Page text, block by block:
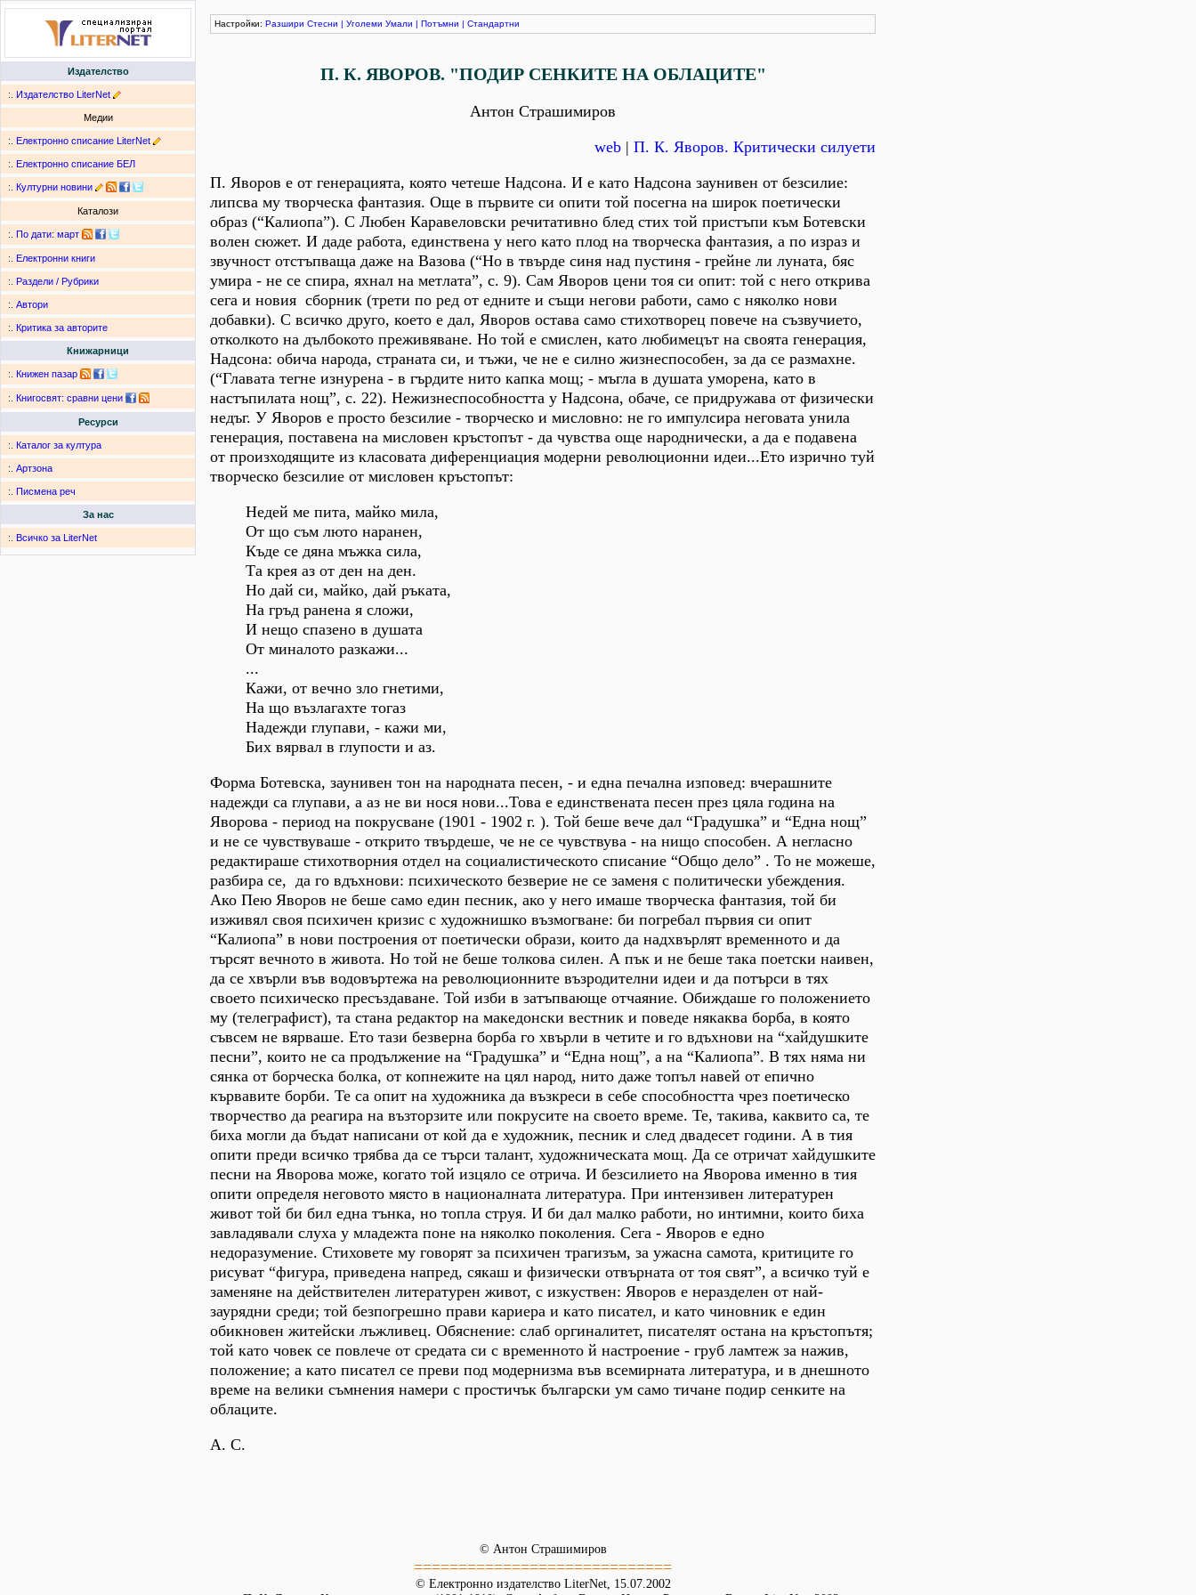
Издателство
:. Издателство LiterNet
Медии
:. Електронно списание LiterNet
:. Електронно списание БЕЛ
:. Културни новини
Каталози
:. По дати: март
:. Електронни книги
:. Раздели / Рубрики
:. Автори
:. Критика за авторите
Книжарници
:. Книжен пазар
:. Книгосвят: сравни цени
Ресурси
:. Каталог за култура
:. Артзона
:. Писмена реч
За нас
:. Всичко за LiterNet
Настройки: Разшири Стесни | Уголеми Умали | Потъмни | Стандартни
П. К. ЯВОРОВ. "ПОДИР СЕНКИТЕ НА ОБЛАЦИТЕ"
Антон Страшимиров
web | П. К. Яворов. Критически силуети
П. Яворов е от генерацията, която четеше Надсона. И е като Надсона заунивен от безсилие:
липсва му творческа фантазия. Още в първите си опити той посегна на широк поетически
образ (“Калиопа”). С Любен Каравеловски речитативно блед стих той пристъпи към Ботевски
волен сюжет. И даде работа, единствена у него като плод на творческа фантазия, а по израз и
звучност отстъпваща даже на Вазова (“Но в твърде синя над пустиня - грейне ли луната, бяс
умира - не се спира, яхнал на метлата”, с. 9). Сам Яворов цени тоя си опит: той с него открива
сега и новия сборник (трети по ред от едните и същи негови работи, само с няколко нови
добавки). С всичко друго, което е дал, Яворов остава само стихотворец повече на съзвучието,
отколкото на дълбокото преживяване. Но той е смислен, като любимецът на своята генерация,
Надсона: обича народа, страната си, и тъжи, че не е силно жизнеспособен, за да се размахне.
(“Главата тегне изнурена - в гърдите нито капка мощ; - мъгла в душата уморена, като в
настъпилата нощ”, с. 22). Нежизнеспособността у Надсона, обаче, се придружава от физически
недъг. У Яворов е просто безсилие - творческо и мисловно: не го импулсира неговата унила
генерация, поставена на мисловен кръстопът - да чувства още народнически, а да е подавена
от произходящите из класовата диференциация модерни революционни идеи...Ето изрично туй
творческо безсилие от мисловен кръстопът:
Недей ме пита, майко мила,
От що съм люто наранен,
Къде се дяна мъжка сила,
Та крея аз от ден на ден.
Но дай си, майко, дай ръката,
На гръд ранена я сложи,
И нещо спазено в душата
От миналото разкажи...
...
Кажи, от вечно зло гнетими,
На що възлагахте тогаз
Надежди глупави, - кажи ми,
Бих вярвал в глупости и аз.
Форма Ботевска, заунивен тон на народната песен, - и една печална изповед: вчерашните
надежди са глупави, а аз не ви нося нови...Това е единствената песен през цяла година на
Яворова - период на покрусване (1901 - 1902 г. ). Той беше вече дал “Градушка” и “Една нощ”
и не се чувствуваше - открито твърдеше, че не се чувствува - на нищо способен. А негласно
редактираше стихотворния отдел на социалистическото списание “Общо дело” . То не можеше,
разбира се, да го вдъхнови: психическото безверие не се заменя с политически убеждения.
Ако Пею Яворов не беше само един песник, ако у него имаше творческа фантазия, той би
изживял своя психичен кризис с художнишко възмогване: би погребал първия си опит
“Калиопа” в нови построения от поетически образи, които да надхвърлят временното и да
търсят вечното в живота. Но той не беше толкова силен. А пък и не беше така поетски наивен,
да се хвърли във водовъртежа на революционните възродителни идеи и да потърси в тях
своето психическо пресъздаване. Той изби в затъпвающе отчаяние. Обиждаше го положението
му (телеграфист), та стана редактор на македонски вестник и поведе някаква борба, в която
съвсем не вярваше. Ето тази безверна борба го хвърли в четите и го вдъхнови на “хайдушките
песни”, които не са продължение на “Градушка” и “Една нощ”, а на “Калиопа”. В тях няма ни
сянка от борческа болка, от копнежите на цял народ, нито даже топъл навей от епично
кървавите борби. Те са опит на художника да възкреси в себе способността чрез поетическо
творчество да реагира на възторзите или покрусите на своето време. Те, такива, каквито са, те
биха могли да бъдат написани от кой да е художник, песник и след двадесет години. А в тия
опити преди всичко трябва да се търси талант, художническата мощ. Да се отричат хайдушките
песни на Яворова може, когато той изцяло се отрича. И безсилието на Яворова именно в тия
опити определя неговото място в националната литература. При интензивен литературен
живот той би бил една тънка, но топла струя. И би дал малко работи, но интимни, които биха
завладявали слуха у младежта поне на няколко поколения. Сега - Яворов е едно
недоразумение. Стиховете му говорят за психичен трагизъм, за ужасна самота, критиците го
рисуват “фигура, приведена напред, сякаш и физически отвърната от тоя свят”, а всичко туй е
заменяне на действителен литературен живот, с изкуствен: Яворов е неразделен от най-
заурядни среди; той безпогрешно прави кариера и като писател, и като чиновник е един
обикновен житейски лъжливец. Обяснение: слаб оргиналитет, писателят остана на кръстопътя;
той като човек се повлече от средата си с временното й настроение - груб ламтеж за нажив,
положение; а като писател се преви под модернизма във всемирната литература, и в днешното
време на велики съмнения намери с простичък български ум само тичане подир сенките на
облаците.
А. С.
© Антон Страшимиров
=============================
© Електронно издателство LiterNet, 15.07.2002